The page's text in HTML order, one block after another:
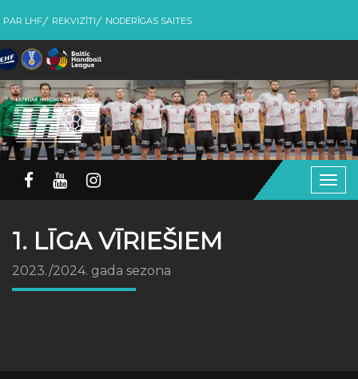
PAR LHF REKVIZĪTI NODERĪGAS SAITES
1. LĪGA VĪRIEŠIEM
2023./2024. gada sezona